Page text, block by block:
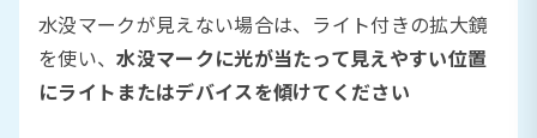
水没マークが見えない場合は、ライト付きの拡大鏡
を使い、水没マークに光が当たって見えやすい位置
にライトまたはデバイスを傾けてください